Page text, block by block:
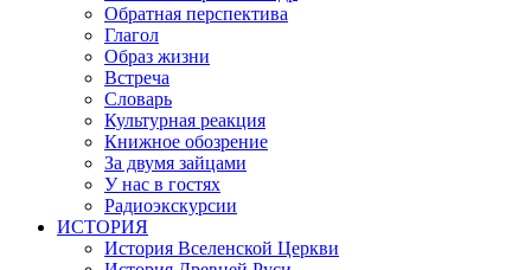
Обратная перспектива
Глагол
Образ жизни
Встреча
Словарь
Культурная реакция
Книжное обозрение
За двумя зайцами
У нас в гостях
Радиоэкскурсии
ИСТОРИЯ
История Вселенской Церкви